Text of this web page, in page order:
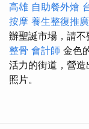
高雄 自助餐外燴
按摩 養生整復推
辦聖誕市場，請不
整骨 會計師 金色
活力的街道，營
照片。